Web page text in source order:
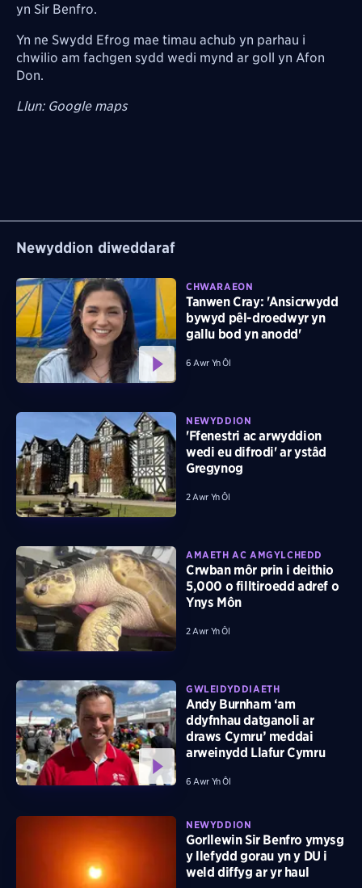
yn Sir Benfro.
Yn ne Swydd Efrog mae timau achub yn parhau i
chwilio am fachgen sydd wedi mynd ar goll yn Afon
Don.
Llun: Google maps
Newyddion diweddaraf
CHWARAEON
Tanwen Cray: 'Ansicrwydd
bywyd pêl-droedwyr yn
gallu bod yn anodd'
6 Awr Yn Ôl
NEWYDDION
'Ffenestri ac arwyddion
wedi eu difrodi' ar ystâd
Gregynog
2 Awr Yn Ôl
AMAETH AC AMGYLCHEDD
Crwban môr prin i deithio
5,000 o filltiroedd adref o
Ynys Môn
2 Awr Yn Ôl
GWLEIDYDDIAETH
Andy Burnham ‘am
ddyfnhau datganoli ar
draws Cymru’ meddai
arweinydd Llafur Cymru
6 Awr Yn Ôl
NEWYDDION
Gorllewin Sir Benfro ymysg
y llefydd gorau yn y DU i
weld diffyg ar yr haul